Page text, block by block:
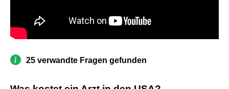
25 verwandte Fragen gefunden